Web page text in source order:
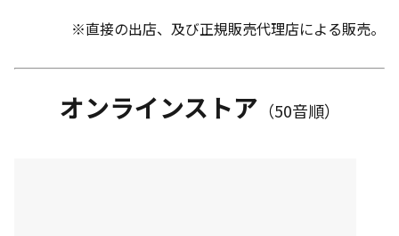
※直接の出店、及び正規販売代理店による販売。
オンラインストア （50音順）